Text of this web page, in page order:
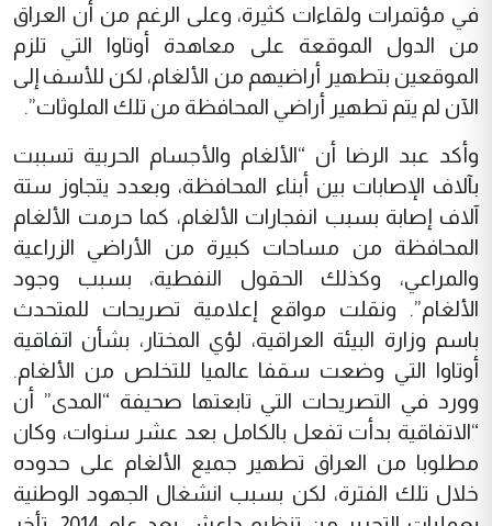
في مؤتمرات ولقاءات كثيرة، وعلى الرغم من أن العراق
من الدول الموقعة على معاهدة أوتاوا التي تلزم
الموقعين بتطهير أراضيهم من الألغام، لكن للأسف إلى
الآن لم يتم تطهير أراضي المحافظة من تلك الملوثات”.
وأكد عبد الرضا أن “الألغام والأجسام الحربية تسببت
بآلاف الإصابات بين أبناء المحافظة، وبعدد يتجاوز ستة
آلاف إصابة بسبب انفجارات الألغام، كما حرمت الألغام
المحافظة من مساحات كبيرة من الأراضي الزراعية
والمراعي، وكذلك الحقول النفطية، بسبب وجود
الألغام”. ونقلت مواقع إعلامية تصريحات للمتحدث
باسم وزارة البيئة العراقية، لؤي المختار، بشأن اتفاقية
أوتاوا التي وضعت سقفا عالميا للتخلص من الألغام.
وورد في التصريحات التي تابعتها صحيفة “المدى” أن
“الاتفاقية بدأت تفعل بالكامل بعد عشر سنوات، وكان
مطلوبا من العراق تطهير جميع الألغام على حدوده
خلال تلك الفترة، لكن بسبب انشغال الجهود الوطنية